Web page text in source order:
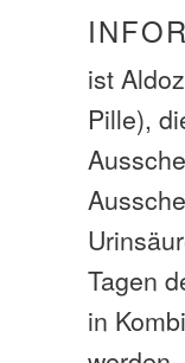
ist
Pille),
Tagen
in